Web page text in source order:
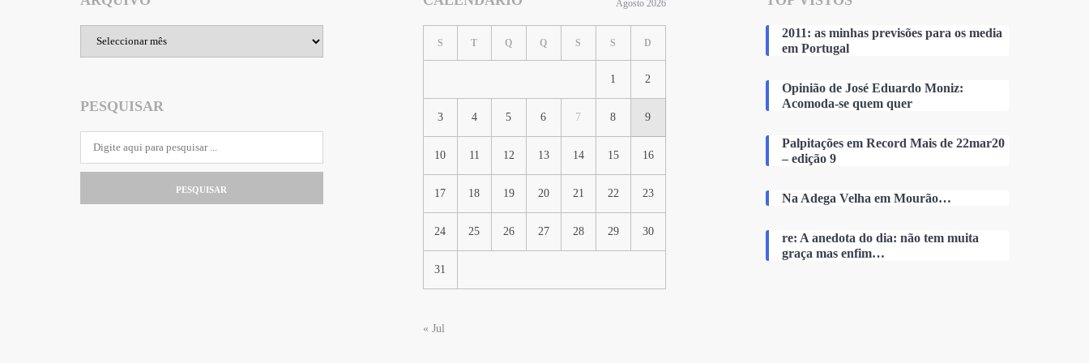
Arquivo
PESQUISAR
PESQUISAR
Agosto 2026
S T Q Q S S D
1 2
3 4 5 6 7 8 9
10 11 12 13 14 15 16
17 18 19 20 21 22 23
24 25 26 27 28 29 30
31
« Jul
2011: as minhas previsões para os media
em Portugal
Opinião de José Eduardo Moniz:
Acomoda-se quem quer
Palpitações em Record Mais de 22mar20
– edição 9
Na Adega Velha em Mourão…
re: A anedota do dia: não tem muita
graça mas enfim…